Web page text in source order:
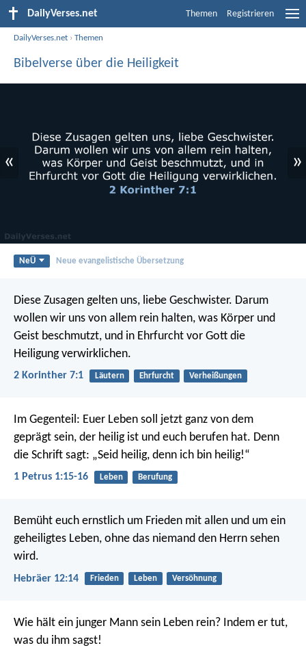
DailyVerses.net Themen Registrieren
DailyVerses.net ›Themen
Bibelverse über die Heiligkeit
« »
NeÜ Neue evangelistische Übersetzung
Diese Zusagen gelten uns, liebe Geschwister. Darum
wollen wir uns von allem rein halten, was Körper und
Geist beschmutzt, und in Ehrfurcht vor Gott die
Heiligung verwirklichen.
2 Korinther 7:1 Läutern Ehrfurcht Verheißungen
Im Gegenteil: Euer Leben soll jetzt ganz von dem
geprägt sein, der heilig ist und euch berufen hat. Denn
die Schrift sagt: „Seid heilig, denn ich bin heilig!“
1 Petrus 1:15-16 Leben Berufung
Bemüht euch ernstlich um Frieden mit allen und um ein
geheiligtes Leben, ohne das niemand den Herrn sehen
wird.
Hebräer 12:14 Frieden Leben Versöhnung
Wie hält ein junger Mann sein Leben rein? Indem er tut,
was du ihm sagst!